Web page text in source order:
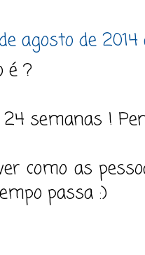
agosto de
é ?
semanas !
como as
passa :)